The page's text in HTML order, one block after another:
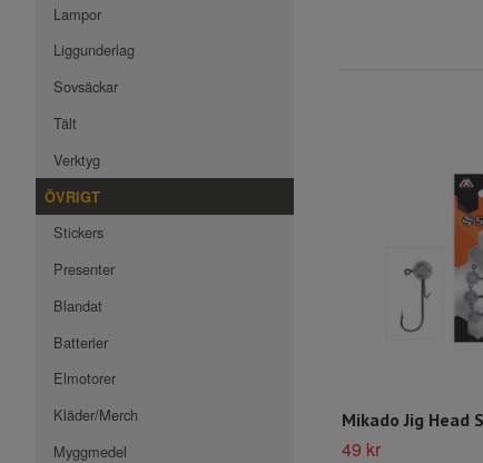
Lampor
Liggunderlag
Sovsäckar
Tält
Verktyg
ÖVRIGT
Stickers
Presenter
Blandat
Batterier
Elmotorer
Kläder/Merch
Myggmedel
Mikado Jig Head
49 kr